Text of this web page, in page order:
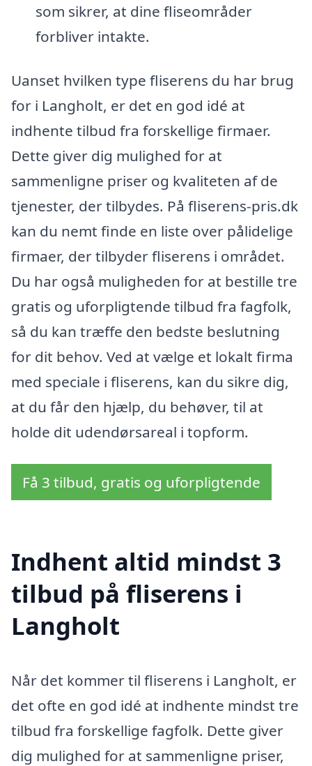
som sikrer, at dine fliseområder
forbliver intakte.
Uanset hvilken type fliserens du har brug
for i Langholt, er det en god idé at
indhente tilbud fra forskellige firmaer.
Dette giver dig mulighed for at
sammenligne priser og kvaliteten af de
tjenester, der tilbydes. På fliserens-pris.dk
kan du nemt finde en liste over pålidelige
firmaer, der tilbyder fliserens i området.
Du har også muligheden for at bestille tre
gratis og uforpligtende tilbud fra fagfolk,
så du kan træffe den bedste beslutning
for dit behov. Ved at vælge et lokalt firma
med speciale i fliserens, kan du sikre dig,
at du får den hjælp, du behøver, til at
holde dit udendørsareal i topform.
Få 3 tilbud, gratis og uforpligtende
Indhent altid mindst 3
tilbud på fliserens i
Langholt
Når det kommer til fliserens i Langholt, er
det ofte en god idé at indhente mindst tre
tilbud fra forskellige fagfolk. Dette giver
dig mulighed for at sammenligne priser,